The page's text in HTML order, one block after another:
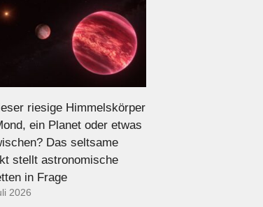
riesige Himmelskörper
ein Planet oder etwas
Das seltsame
stellt astronomische
in Frage
2026